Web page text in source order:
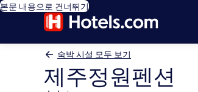
본문 내용으로 건너뛰기
숙박 시설 모두 보기
제주정원펜션